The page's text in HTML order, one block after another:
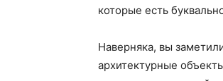
которые есть
Наверняка, вы
архитектурные